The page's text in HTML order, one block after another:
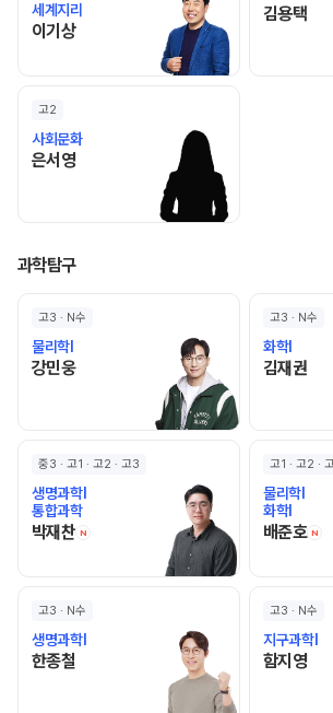
세계지리
이기상이기상 선생님 홈 바로가기
김용택김
고2
사회문화
은서영은서영 선생님 홈 바로가기
과학탐구
고3 · N수
물리학I
강민웅강민웅 선생님 홈 바로가기
고3 · N수
화학I
김재권김
중3 · 고1 · 고2 · 고3
생명과학I
통합과학
박재찬 N 박재찬 선생님 홈 바로가기
고1 · 고2 ·
물리학I
화학I
배준호 N
고3 · N수
생명과학I
한종철 한종철 선생님 홈 바로가기
고3 · N수
지구과학I
함지영함